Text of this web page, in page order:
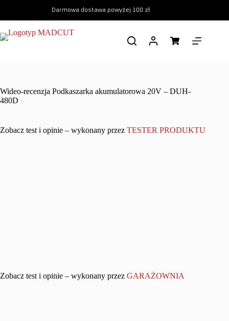
treści
Darmowa dostawa powyżej 100 zł
Koszyk
Wideo-recenzja Podkaszarka akumulatorowa 20V – DUH-
480D
Zobacz test i opinie – wykonany przez TESTER PRODUKTU
Zobacz test i opinie – wykonany przez GARAŻOWNIA